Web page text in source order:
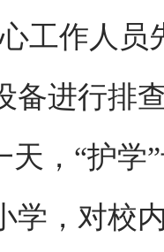
工作人
备进行排
天，“护
学，对校